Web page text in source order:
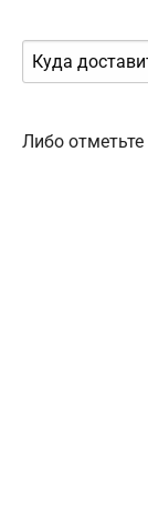
Либо отметьте